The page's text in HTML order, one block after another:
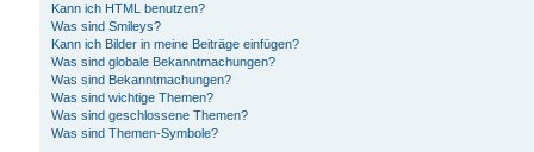
Kann ich HTML benutzen?
Was sind Smileys?
Kann ich Bilder in meine Beiträge einfügen?
Was sind globale Bekanntmachungen?
Was sind Bekanntmachungen?
Was sind wichtige Themen?
Was sind geschlossene Themen?
Was sind Themen-Symbole?